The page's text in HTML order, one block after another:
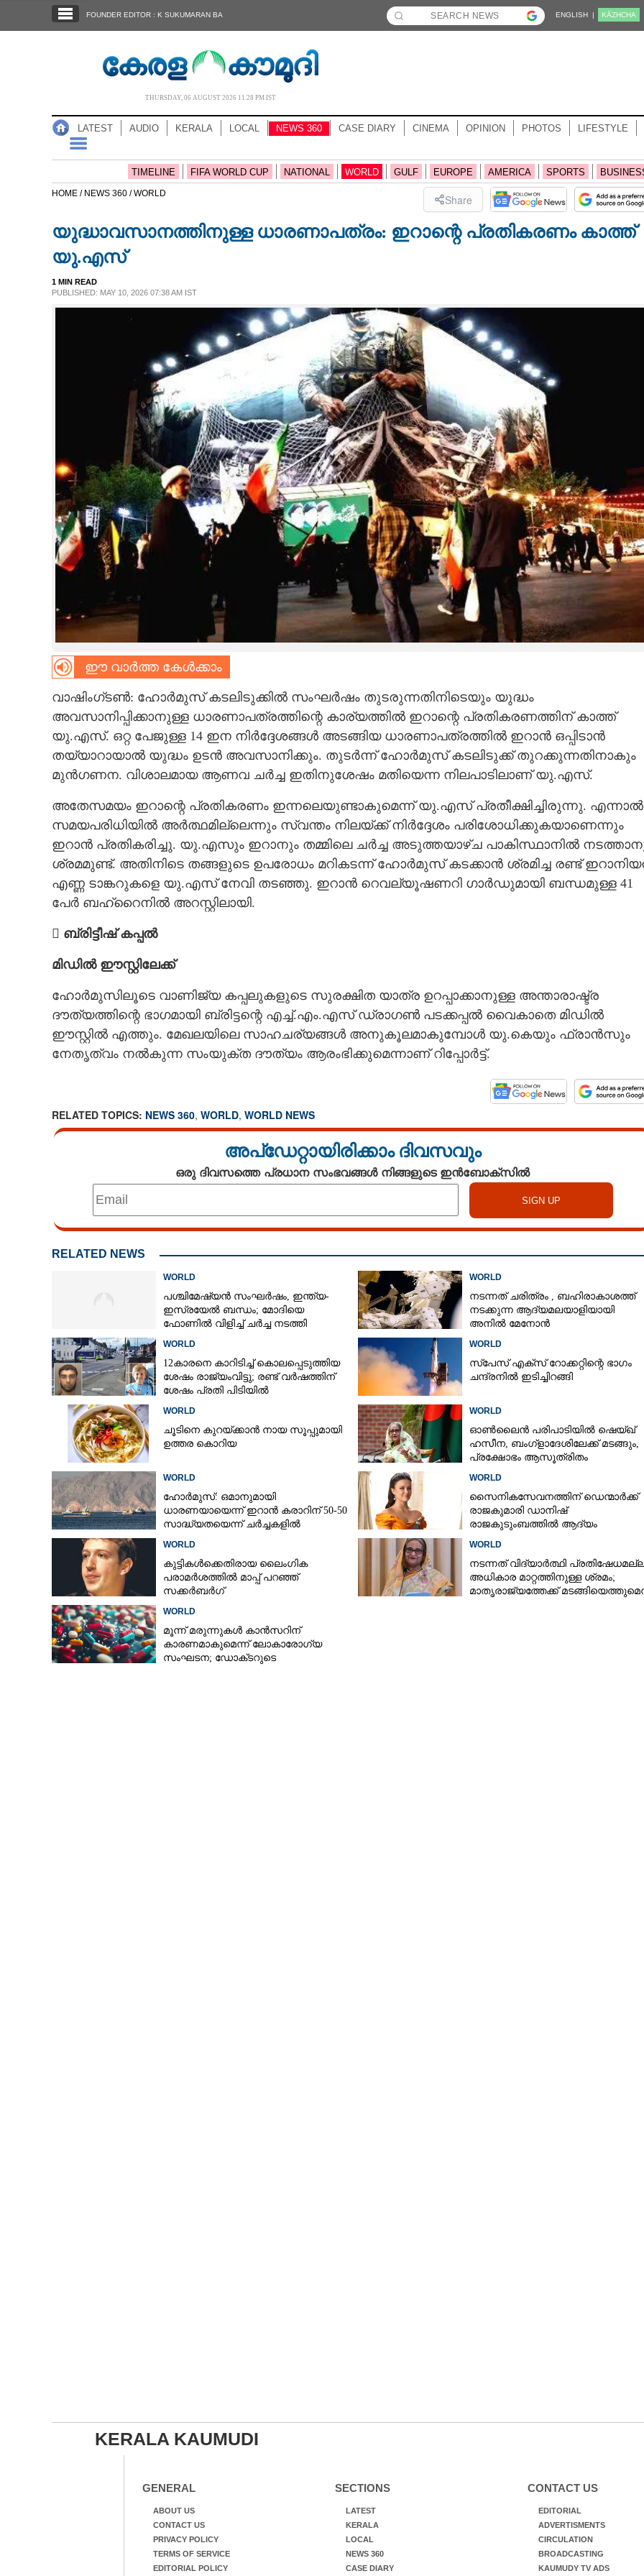
NOTIFIED NEWS
NEWS 360
CASE DIARY
LIFESTYLE
SPIRITUAL
CARTOONS
FOUNDER EDITOR : K SUKUMARAN BA ENGLISH | KĀZHCHA
THURSDAY, 06 AUGUST 2026 11.28 PM IST
LATEST AUDIO KERALA LOCAL NEWS 360 CASE DIARY CINEMA OPINION PHOTOS LIFESTYLE
TIMELINE FIFA WORLD CUP NATIONAL WORLD GULF EUROPE AMERICA SPORTS
HOME / NEWS 360 /WORLD Share
യുദ്ധാവസാനത്തിനുള്ള ധാരണാപത്രം: ഇറാന്റെ പ്രതികരണം കാത്ത്
യു.എസ്
1 MIN READ
PUBLISHED: MAY 10, 2026 07:38 AM IST
ഈ വാർത്ത കേൾക്കാം
വാഷിംഗ്ടൺ: ഹോർമുസ് കടലിടുക്കിൽ സംഘർഷം തുടരുന്നതിനിടെയും യുദ്ധം
അവസാനിപ്പിക്കാനുള്ള ധാരണാപത്രത്തിന്റെ കാര്യത്തിൽ ഇറാന്റെ പ്രതികരണത്തിന് കാത്ത്
യു.എസ്. ഒറ്റ പേജുള്ള 14 ഇന നിർദ്ദേശങ്ങൾ അടങ്ങിയ ധാരണാപത്രത്തിൽ ഇറാൻ ഒപ്പിടാൻ
തയ്യാറായാൽ യുദ്ധം ഉടൻ അവസാനിക്കും. തുടർന്ന് ഹോർമുസ് കടലിടുക്ക് തുറക്കുന്നതിനാകും
മുൻഗണന. വിശാലമായ ആണവ ചർച്ച ഇതിനുശേഷം മതിയെന്ന നിലപാടിലാണ് യു.എസ്.
അതേസമയം ഇറാന്റെ പ്രതികരണം ഇന്നലെയുണ്ടാകുമെന്ന് യു.എസ് പ്രതീക്ഷിച്ചിരുന്നു. എന്നാൽ
സമയപരിധിയിൽ അർത്ഥമില്ലെന്നും സ്വന്തം നിലയ്ക്ക് നിർദ്ദേശം പരിശോധിക്കുകയാണെന്നും
ഇറാൻ പ്രതികരിച്ചു. യു.എസും ഇറാനും തമ്മിലെ ചർച്ച അടുത്തയാഴ്ച പാകിസ്ഥാനിൽ
ശ്രമമുണ്ട്. അതിനിടെ തങ്ങളുടെ ഉപരോധം മറികടന്ന് ഹോർമുസ് കടക്കാൻ ശ്രമിച്ച രണ്ട്
എണ്ണ ടാങ്കറുകളെ യു.എസ് നേവി തടഞ്ഞു. ഇറാൻ റെവല്യൂഷണറി ഗാർഡുമായി ബന്ധമുള്ള 41
പേർ ബഹ്റൈനിൽ അറസ്റ്റിലായി.
 ബ്രിട്ടീഷ് കപ്പൽ
മിഡിൽ ഈസ്റ്റിലേക്ക്
ഹോർമുസിലൂടെ വാണിജ്യ കപ്പലുകളുടെ സുരക്ഷിത യാത്ര ഉറപ്പാക്കാനുള്ള അന്താരാഷ്ട്ര
ദൗത്യത്തിന്റെ ഭാഗമായി ബ്രിട്ടന്റെ എച്ച്.എം.എസ് ഡ്രാഗൺ പടക്കപ്പൽ വൈകാതെ മിഡിൽ
ഈസ്റ്റിൽ എത്തും. മേഖലയിലെ സാഹചര്യങ്ങൾ അനുകൂലമാകുമ്പോൾ യു.കെയും ഫ്രാൻസും
നേതൃത്വം നൽകുന്ന സംയുക്ത ദൗത്യം ആരംഭിക്കുമെന്നാണ് റിപ്പോർട്ട്.
RELATED TOPICS: NEWS 360, WORLD, WORLD NEWS
അപ്ഡേറ്റായിരിക്കാം ദിവസവും
ഒരു ദിവസത്തെ പ്രധാന സംഭവങ്ങൾ നിങ്ങളുടെ ഇൻബോക്സിൽ
RELATED NEWS
WORLD
പശ്ചിമേഷ്യൻ സംഘർഷം,​ ഇന്ത്യ-
ഇസ്രയേൽ ബന്ധം; മോദിയെ
ഫോണിൽ വിളിച്ച് ചർച്ച നടത്തി
WORLD
നടന്നത് ചരിത്രം ,​ ബഹിരാകാശത്ത്
നടക്കുന്ന ആദ്യമലയാളിയായി
അനിൽ മേനോൻ
WORLD
12കാരനെ കാറിടിച്ച് കൊലപ്പെടുത്തിയ
ശേഷം രാജ്യംവിട്ടു; രണ്ട് വർഷത്തിന്
ശേഷം പ്രതി പിടിയിൽ
WORLD
സ്‌പേസ് എക്സ് റോക്കറ്റിന്റെ ഭാഗം
ചന്ദ്രനിൽ ഇടിച്ചിറങ്ങി
WORLD
ചൂടിനെ കുറയ്‌ക്കാൻ നായ സൂപ്പുമായി
ഉത്തര കൊറിയ
WORLD
ഓൺലൈൻ പരിപാടിയിൽ ഷെയ്ഖ്
ഹസീന, ബംഗ്ളാദേശിലേക്ക് മടങ്ങും,
പ്രക്ഷോഭം ആസൂത്രിതം
WORLD
ഹോർമുസ്: ഒമാനുമായി
ധാരണയായെന്ന് ഇറാൻ കരാറിന് 50-50
സാദ്ധ്യതയെന്ന് ചർച്ചകളിൽ
WORLD
സൈനികസേവനത്തിന് ഡെന്മാർക്ക്
രാജകുമാരി ഡാനിഷ്
രാജകുടുംബത്തിൽ ആദ്യം
WORLD
കുട്ടികൾക്കെതിരായ ലൈംഗിക
പരാമർശത്തിൽ മാപ്പ് പറഞ്ഞ്
സക്കർബർഗ്
WORLD
നടന്നത് വിദ്യാർത്ഥി
അധികാര മാറ്റത്തിനുള്ള ശ്രമം;
മാതൃരാജ്യത്തേക്ക്
WORLD
മൂന്ന് മരുന്നുകൾ കാൻസറിന്
കാരണമാകുമെന്ന് ലോകാരോഗ്യ
സംഘടന; ഡോക്‌ടറുടെ
KERALA KAUMUDI
GENERAL
ABOUT US
CONTACT US
PRIVACY POLICY
TERMS OF SERVICE
EDITORIAL POLICY
SECTIONS
LATEST
KERALA
LOCAL
NEWS 360
CASE DIARY
CONTACT US
EDITORIAL
ADVERTISMENTS
CIRCULATION
BROADCASTING
KAUMUDY TV ADS
യുദ്ധാവസാനത്തിനുള്ള ധാരണാപത്രം:
ഇറാന്റെ പ്രതികരണം കാത്ത് യു.എസ്
Share this link